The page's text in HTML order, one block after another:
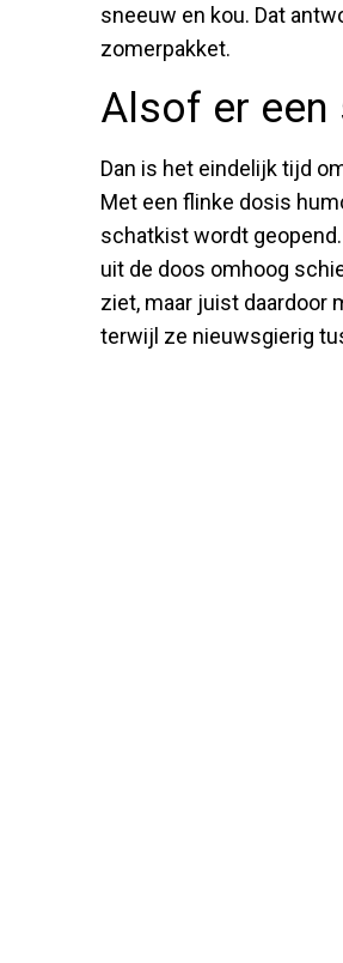
sneeuw en kou. Dat
zomerpakket.
Alsof er een
Dan is het eindelijk tijd
Met een flinke dosis
schatkist wordt
uit de doos omhoog
ziet, maar juist daardoor
terwijl ze nieuwsgierig